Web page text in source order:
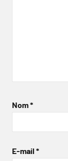
Nom*
E-mail *